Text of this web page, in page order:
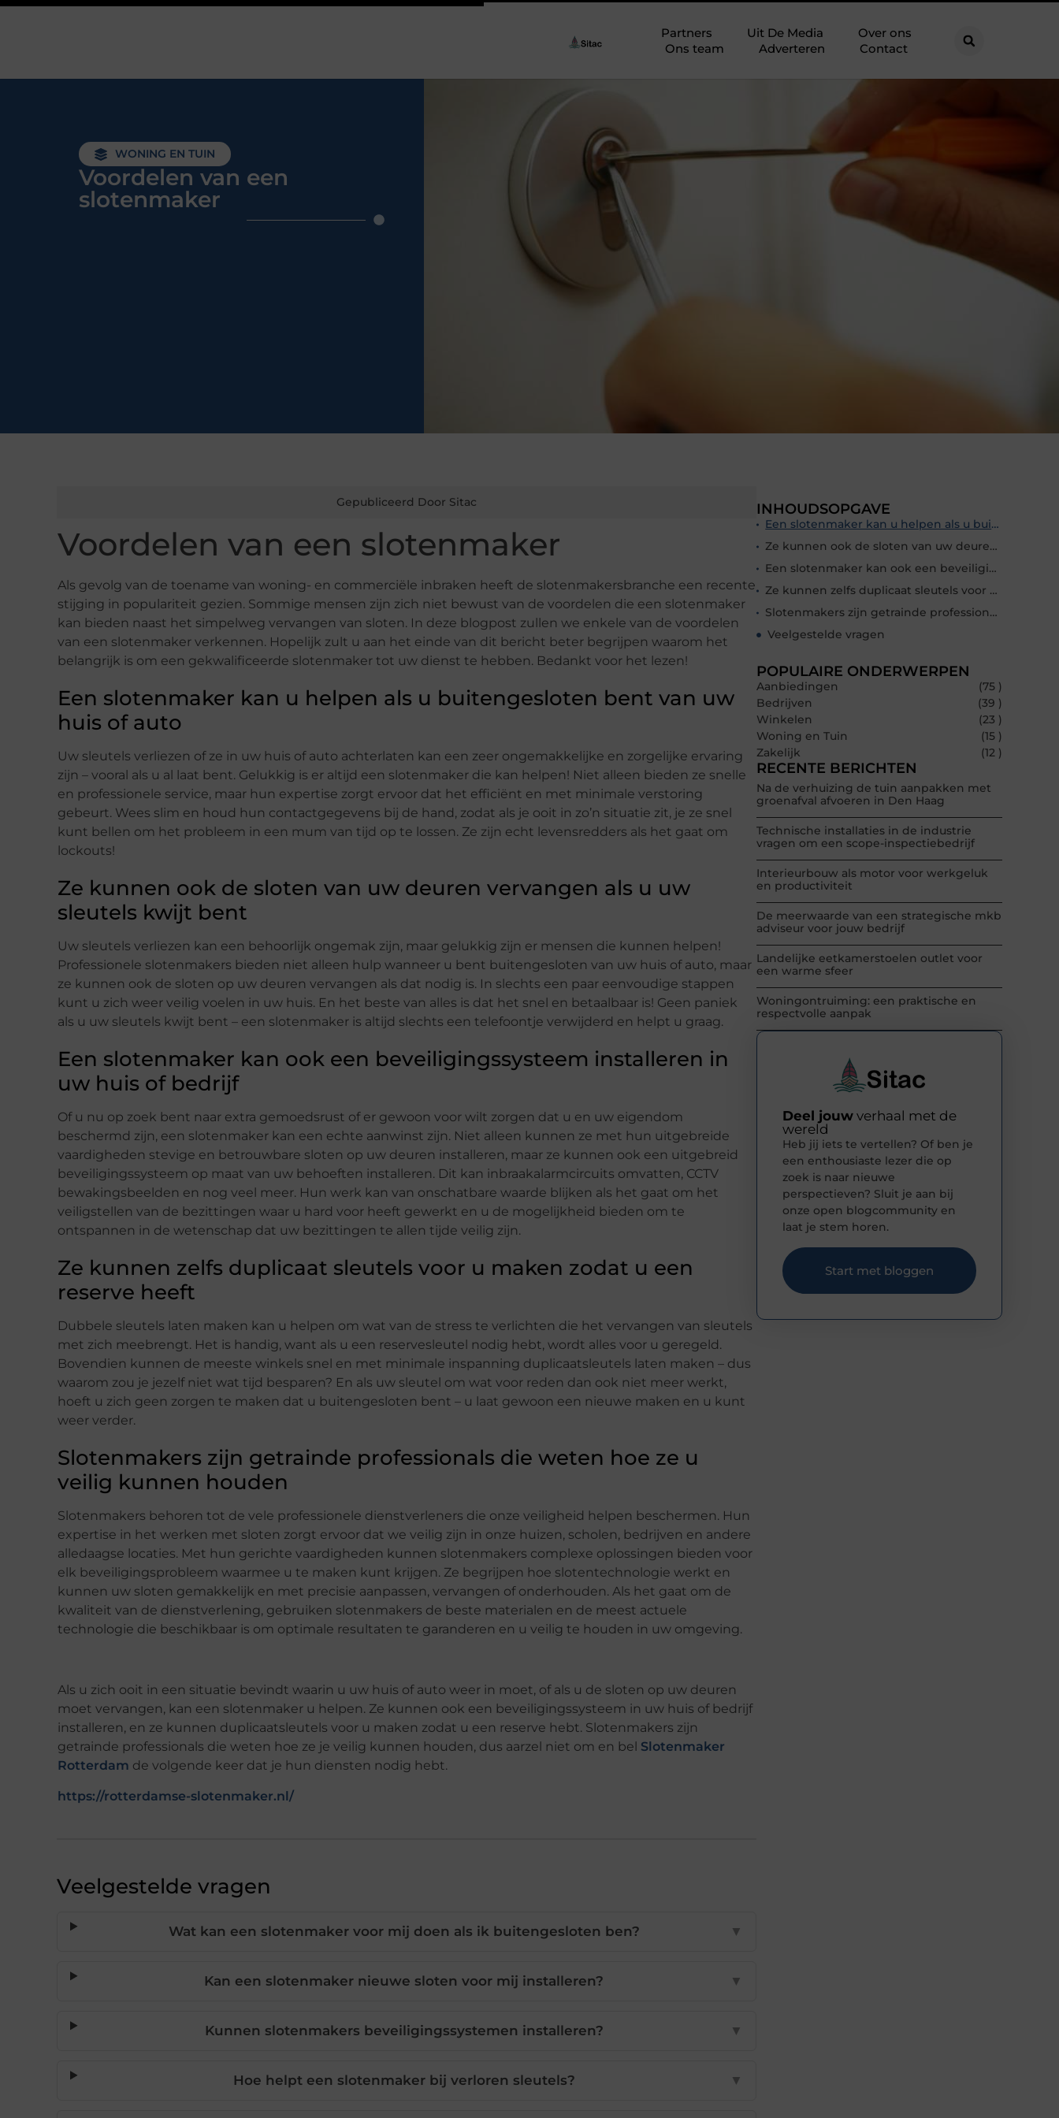
Partners Uit De Media
Over ons
Ons team
Adverteren Contact
WONING EN TUIN
Voordelen van een
slotenmaker
Gepubliceerd Door Sitac
Voordelen van een slotenmaker
Als gevolg van de toename van woning- en commerciële inbraken heeft de slotenmakersbranche een recente
stijging in populariteit gezien. Sommige mensen zijn zich niet bewust van de voordelen die een slotenmaker
kan bieden naast het simpelweg vervangen van sloten. In deze blogpost zullen we enkele van de voordelen
van een slotenmaker verkennen. Hopelijk zult u aan het einde van dit bericht beter begrijpen waarom het
belangrijk is om een gekwalificeerde slotenmaker tot uw dienst te hebben. Bedankt voor het lezen!
Een slotenmaker kan u helpen als u buitengesloten bent van uw
huis of auto
Uw sleutels verliezen of ze in uw huis of auto achterlaten kan een zeer ongemakkelijke en zorgelijke ervaring
zijn – vooral als u al laat bent. Gelukkig is er altijd een slotenmaker die kan helpen! Niet alleen bieden ze snelle
en professionele service, maar hun expertise zorgt ervoor dat het efficiënt en met minimale verstoring
gebeurt. Wees slim en houd hun contactgegevens bij de hand, zodat als je ooit in zo’n situatie zit, je ze snel
kunt bellen om het probleem in een mum van tijd op te lossen. Ze zijn echt levensredders als het gaat om
lockouts!
Ze kunnen ook de sloten van uw deuren vervangen als u uw
sleutels kwijt bent
Uw sleutels verliezen kan een behoorlijk ongemak zijn, maar gelukkig zijn er mensen die kunnen helpen!
Professionele slotenmakers bieden niet alleen hulp wanneer u bent buitengesloten van uw huis of auto, maar
ze kunnen ook de sloten op uw deuren vervangen als dat nodig is. In slechts een paar eenvoudige stappen
kunt u zich weer veilig voelen in uw huis. En het beste van alles is dat het snel en betaalbaar is! Geen paniek
als u uw sleutels kwijt bent – een slotenmaker is altijd slechts een telefoontje verwijderd en helpt u graag.
Een slotenmaker kan ook een beveiligingssysteem installeren in
uw huis of bedrijf
Of u nu op zoek bent naar extra gemoedsrust of er gewoon voor wilt zorgen dat u en uw eigendom
beschermd zijn, een slotenmaker kan een echte aanwinst zijn. Niet alleen kunnen ze met hun uitgebreide
vaardigheden stevige en betrouwbare sloten op uw deuren installeren, maar ze kunnen ook een uitgebreid
beveiligingssysteem op maat van uw behoeften installeren. Dit kan inbraakalarmcircuits omvatten, CCTV
bewakingsbeelden en nog veel meer. Hun werk kan van onschatbare waarde blijken als het gaat om het
veiligstellen van de bezittingen waar u hard voor heeft gewerkt en u de mogelijkheid bieden om te
ontspannen in de wetenschap dat uw bezittingen te allen tijde veilig zijn.
Ze kunnen zelfs duplicaat sleutels voor u maken zodat u een
reserve heeft
Dubbele sleutels laten maken kan u helpen om wat van de stress te verlichten die het vervangen van sleutels
met zich meebrengt. Het is handig, want als u een reservesleutel nodig hebt, wordt alles voor u geregeld.
Bovendien kunnen de meeste winkels snel en met minimale inspanning duplicaatsleutels laten maken – dus
waarom zou je jezelf niet wat tijd besparen? En als uw sleutel om wat voor reden dan ook niet meer werkt,
hoeft u zich geen zorgen te maken dat u buitengesloten bent – u laat gewoon een nieuwe maken en u kunt
weer verder.
Slotenmakers zijn getrainde professionals die weten hoe ze u
veilig kunnen houden
Slotenmakers behoren tot de vele professionele dienstverleners die onze veiligheid helpen beschermen. Hun
expertise in het werken met sloten zorgt ervoor dat we veilig zijn in onze huizen, scholen, bedrijven en andere
alledaagse locaties. Met hun gerichte vaardigheden kunnen slotenmakers complexe oplossingen bieden voor
elk beveiligingsprobleem waarmee u te maken kunt krijgen. Ze begrijpen hoe slotentechnologie werkt en
kunnen uw sloten gemakkelijk en met precisie aanpassen, vervangen of onderhouden. Als het gaat om de
kwaliteit van de dienstverlening, gebruiken slotenmakers de beste materialen en de meest actuele
technologie die beschikbaar is om optimale resultaten te garanderen en u veilig te houden in uw omgeving.
Als u zich ooit in een situatie bevindt waarin u uw huis of auto weer in moet, of als u de sloten op uw deuren
moet vervangen, kan een slotenmaker u helpen. Ze kunnen ook een beveiligingssysteem in uw huis of bedrijf
installeren, en ze kunnen duplicaatsleutels voor u maken zodat u een reserve hebt. Slotenmakers zijn
getrainde professionals die weten hoe ze je veilig kunnen houden, dus aarzel niet om en bel Slotenmaker
Rotterdam de volgende keer dat je hun diensten nodig hebt.
https://rotterdamse-slotenmaker.nl/
Veelgestelde vragen
Wat kan een slotenmaker voor mij doen als ik buitengesloten ben? ▼
Kan een slotenmaker nieuwe sloten voor mij installeren? ▼
Kunnen slotenmakers beveiligingssystemen installeren? ▼
Hoe helpt een slotenmaker bij verloren sleutels? ▼
INHOUDSOPGAVE
Een slotenmaker kan u helpen als u buitengesloten bent van uw huis of auto
Ze kunnen ook de sloten van uw deuren vervangen als u uw sleutels kwijt bent
Een slotenmaker kan ook een beveiligingssysteem installeren in uw huis of bedrijf
Ze kunnen zelfs duplicaat sleutels voor u maken zodat u een reserve heeft
Slotenmakers zijn getrainde professionals die weten hoe ze u veilig kunnen houden
Veelgestelde vragen
POPULAIRE ONDERWERPEN
Aanbiedingen
(75 )
Bedrijven
(39 )
Winkelen
(23 )
Woning en Tuin
(15 )
Zakelijk
(12 )
RECENTE BERICHTEN
Na de verhuizing de tuin aanpakken met
groenafval afvoeren in Den Haag
Technische installaties in de industrie
vragen om een scope-inspectiebedrijf
Interieurbouw als motor voor werkgeluk
en productiviteit
De meerwaarde van een strategische mkb
adviseur voor jouw bedrijf
Landelijke eetkamerstoelen outlet voor
een warme sfeer
Woningontruiming: een praktische en
respectvolle aanpak
Deel jouw verhaal met de
wereld
Heb jij iets te vertellen? Of ben je
een enthousiaste lezer die op
zoek is naar nieuwe
perspectieven? Sluit je aan bij
onze open blogcommunity en
laat je stem horen.
Start met bloggen